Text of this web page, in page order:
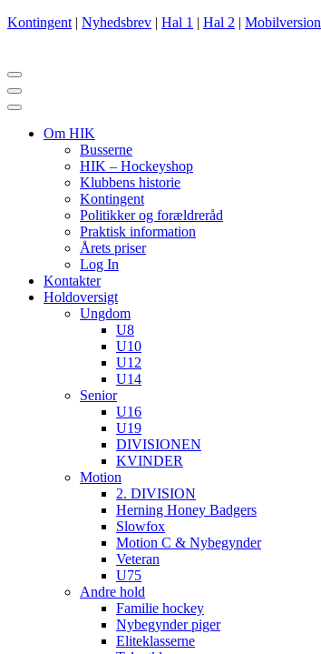
Kontingent | Nyhedsbrev | Hal 1 | Hal 2 | Mobilversion
Navigation
menu
Navigation
menu
Om HIK
Busserne
HIK – Hockeyshop
Klubbens historie
Kontingent
Politikker og forældreråd
Praktisk information
Årets priser
Log In
Kontakter
Holdoversigt
Ungdom
U8
U10
U12
U14
Senior
U16
U19
DIVISIONEN
KVINDER
Motion
2. DIVISION
Herning Honey Badgers
Slowfox
Motion C & Nybegynder
Veteran
U75
Andre hold
Familie hockey
Nybegynder piger
Eliteklasserne